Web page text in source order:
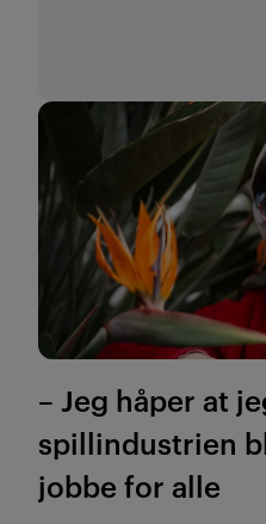
– Jeg håper at
spillindustrien
jobbe for alle